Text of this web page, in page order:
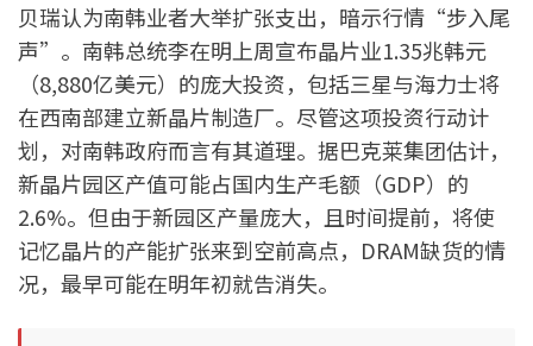
贝瑞认为南韩业者大举扩张支出，暗示行情“步入尾
声”。南韩总统李在明上周宣布晶片业1.35兆韩元
（8,880亿美元）的庞大投资，包括三星与海力士将
在西南部建立新晶片制造厂。尽管这项投资行动计
划，对南韩政府而言有其道理。据巴克莱集团估计，
新晶片园区产值可能占国内生产毛额（GDP）的
2.6%。但由于新园区产量庞大，且时间提前，将使
记忆晶片的产能扩张来到空前高点，DRAM缺货的情
况，最早可能在明年初就告消失。